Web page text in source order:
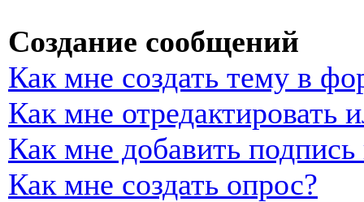
Создание сообщений
Как мне создать тему в
Как мне отредактировать
Как мне добавить
Как мне создать опрос?